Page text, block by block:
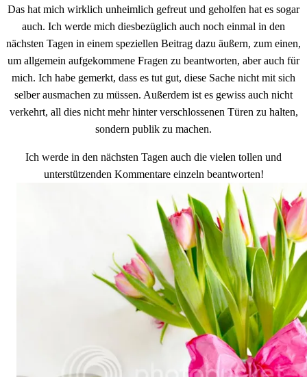
Das hat mich wirklich unheimlich gefreut und geholfen hat es sogar
auch. Ich werde mich diesbezüglich auch noch einmal in den
nächsten Tagen in einem speziellen Beitrag dazu äußern, zum einen,
um allgemein aufgekommene Fragen zu beantworten, aber auch für
mich. Ich habe gemerkt, dass es tut gut, diese Sache nicht mit sich
selber ausmachen zu müssen. Außerdem ist es gewiss auch nicht
verkehrt, all dies nicht mehr hinter verschlossenen Türen zu halten,
sondern publik zu machen.
Ich werde in den nächsten Tagen auch die vielen tollen und
unterstützenden Kommentare einzeln beantworten!